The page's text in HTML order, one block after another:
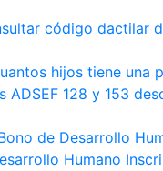
código dactilar
hijos tiene una
ADSEF 128 y 153
de Desarrollo
Humano